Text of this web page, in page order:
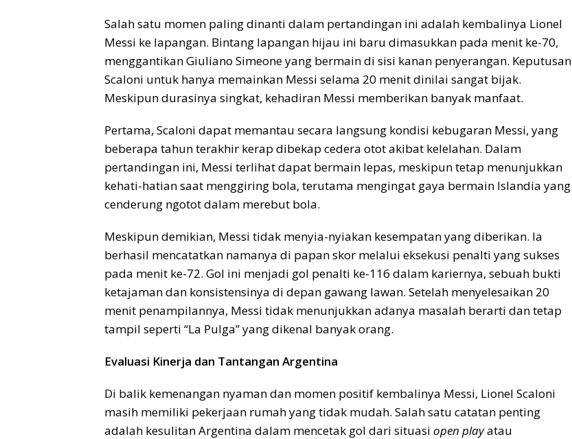
Salah satu momen paling dinanti dalam pertandingan ini adalah kembalinya Lionel
Messi ke lapangan. Bintang lapangan hijau ini baru dimasukkan pada menit ke-70,
menggantikan Giuliano Simeone yang bermain di sisi kanan penyerangan. Keputusan
Scaloni untuk hanya memainkan Messi selama 20 menit dinilai sangat bijak.
Meskipun durasinya singkat, kehadiran Messi memberikan banyak manfaat.
Pertama, Scaloni dapat memantau secara langsung kondisi kebugaran Messi, yang
beberapa tahun terakhir kerap dibekap cedera otot akibat kelelahan. Dalam
pertandingan ini, Messi terlihat dapat bermain lepas, meskipun tetap menunjukkan
kehati-hatian saat menggiring bola, terutama mengingat gaya bermain Islandia yang
cenderung ngotot dalam merebut bola.
Meskipun demikian, Messi tidak menyia-nyiakan kesempatan yang diberikan. Ia
berhasil mencatatkan namanya di papan skor melalui eksekusi penalti yang sukses
pada menit ke-72. Gol ini menjadi gol penalti ke-116 dalam kariernya, sebuah bukti
ketajaman dan konsistensinya di depan gawang lawan. Setelah menyelesaikan 20
menit penampilannya, Messi tidak menunjukkan adanya masalah berarti dan tetap
tampil seperti “La Pulga” yang dikenal banyak orang.
Evaluasi Kinerja dan Tantangan Argentina
Di balik kemenangan nyaman dan momen positif kembalinya Messi, Lionel Scaloni
masih memiliki pekerjaan rumah yang tidak mudah. Salah satu catatan penting
adalah kesulitan Argentina dalam mencetak gol dari situasi open playatau